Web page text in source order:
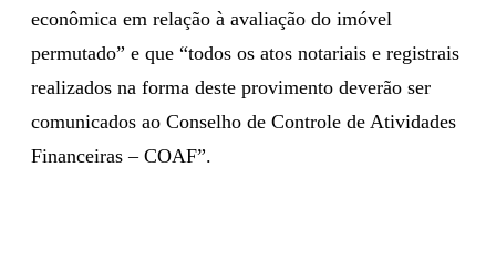
econômica em relação à avaliação do imóvel
permutado” e que “todos os atos notariais e registrais
realizados na forma deste provimento deverão ser
comunicados ao Conselho de Controle de Atividades
Financeiras – COAF”.